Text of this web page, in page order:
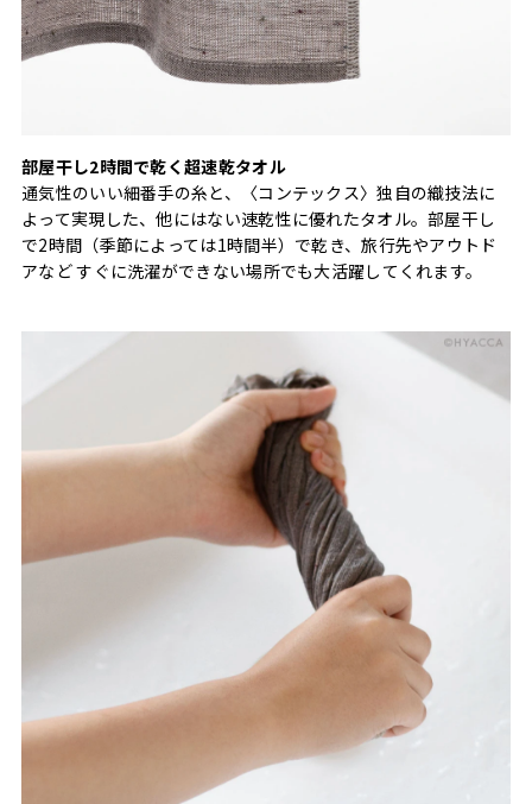
部屋干し2時間で乾く超速乾タオル
通気性のいい細番手の糸と、〈コンテックス〉独自の織技法に
よって実現した、他にはない速乾性に優れたタオル。部屋干し
で2時間（季節によっては1時間半）で乾き、旅行先やアウトド
アなど すぐに洗濯ができない場所でも大活躍してくれます。